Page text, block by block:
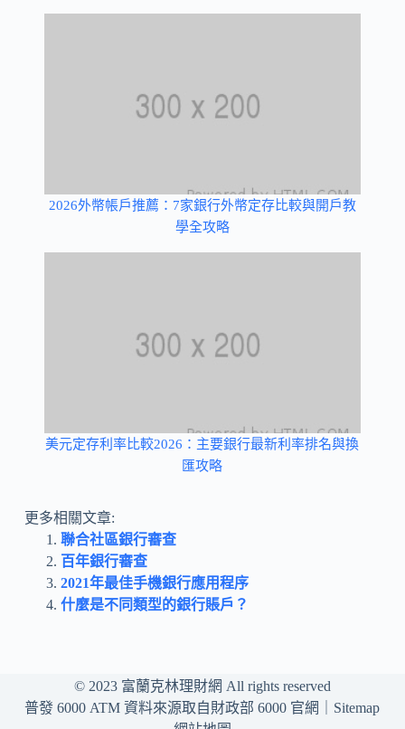
2026外幣帳戶推薦：7家銀行外幣定存比較與開戶教
學全攻略
美元定存利率比較2026：主要銀行最新利率排名與換
匯攻略
更多相關文章:
聯合社區銀行審查
百年銀行審查
2021年最佳手機銀行應用程序
什麼是不同類型的銀行賬戶？
© 2023 富蘭克林理財網 All rights reserved
普發 6000 ATM 資料來源取自財政部 6000 官網｜ Sitemap